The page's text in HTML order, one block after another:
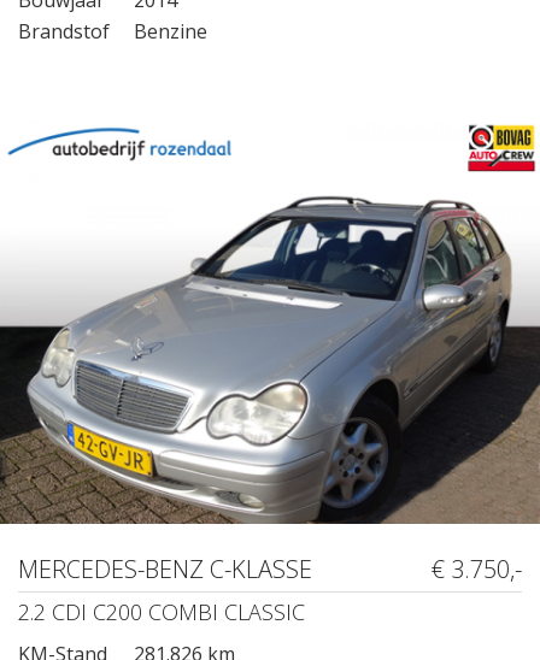
Brandstof
Benzine
MERCEDES-BENZ C-KLASSE € 3.750,-
2.2 CDI C200 COMBI CLASSIC
KM-Stand
281.826 km